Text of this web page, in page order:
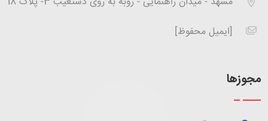
[ایمیل محفوظ]
مجوزها